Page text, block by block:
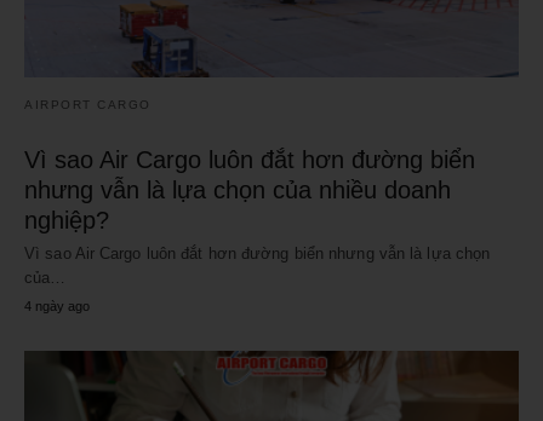
AIRPORT CARGO
Vì sao Air Cargo luôn đắt hơn đường biển
nhưng vẫn là lựa chọn của nhiều doanh
nghiệp?
Vì sao Air Cargo luôn đắt hơn đường biển nhưng vẫn là lựa chọn
của…
4 ngày ago